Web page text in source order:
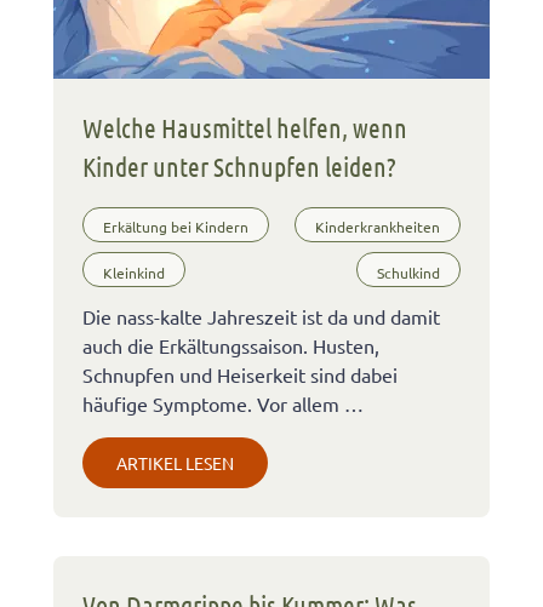
Welche Hausmittel helfen, wenn
Kinder unter Schnupfen leiden?
Erkältung bei Kindern Kinderkrankheiten
Kleinkind Schulkind
Die nass-kalte Jahreszeit ist da und damit
auch die Erkältungssaison. Husten,
Schnupfen und Heiserkeit sind dabei
häufige Symptome. Vor allem …
ARTIKEL LESEN